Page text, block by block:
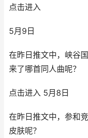
点击进入
5月9日
在昨日推文中，峡谷
来了哪首同人曲呢？
点击进入 5月8日
在昨日推文中，参和
皮肤呢？